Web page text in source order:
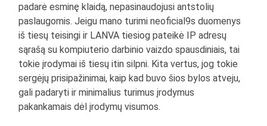
padarė esminę klaidą, nepasinaudojusi antstolių
paslaugomis. Jeigu mano turimi neoficial9s duomenys
iš tiesų teisingi ir LANVA tiesiog pateikė IP adresų
sąrašą su kompiuterio darbinio vaizdo spausdiniais, tai
tokie įrodymai iš tiesų itin silpni. Kita vertus, jog tokie
sergėjų prisipažinimai, kaip kad buvo šios bylos atveju,
gali padaryti ir minimalius turimus įrodymus
pakankamais dėl įrodymų visumos.